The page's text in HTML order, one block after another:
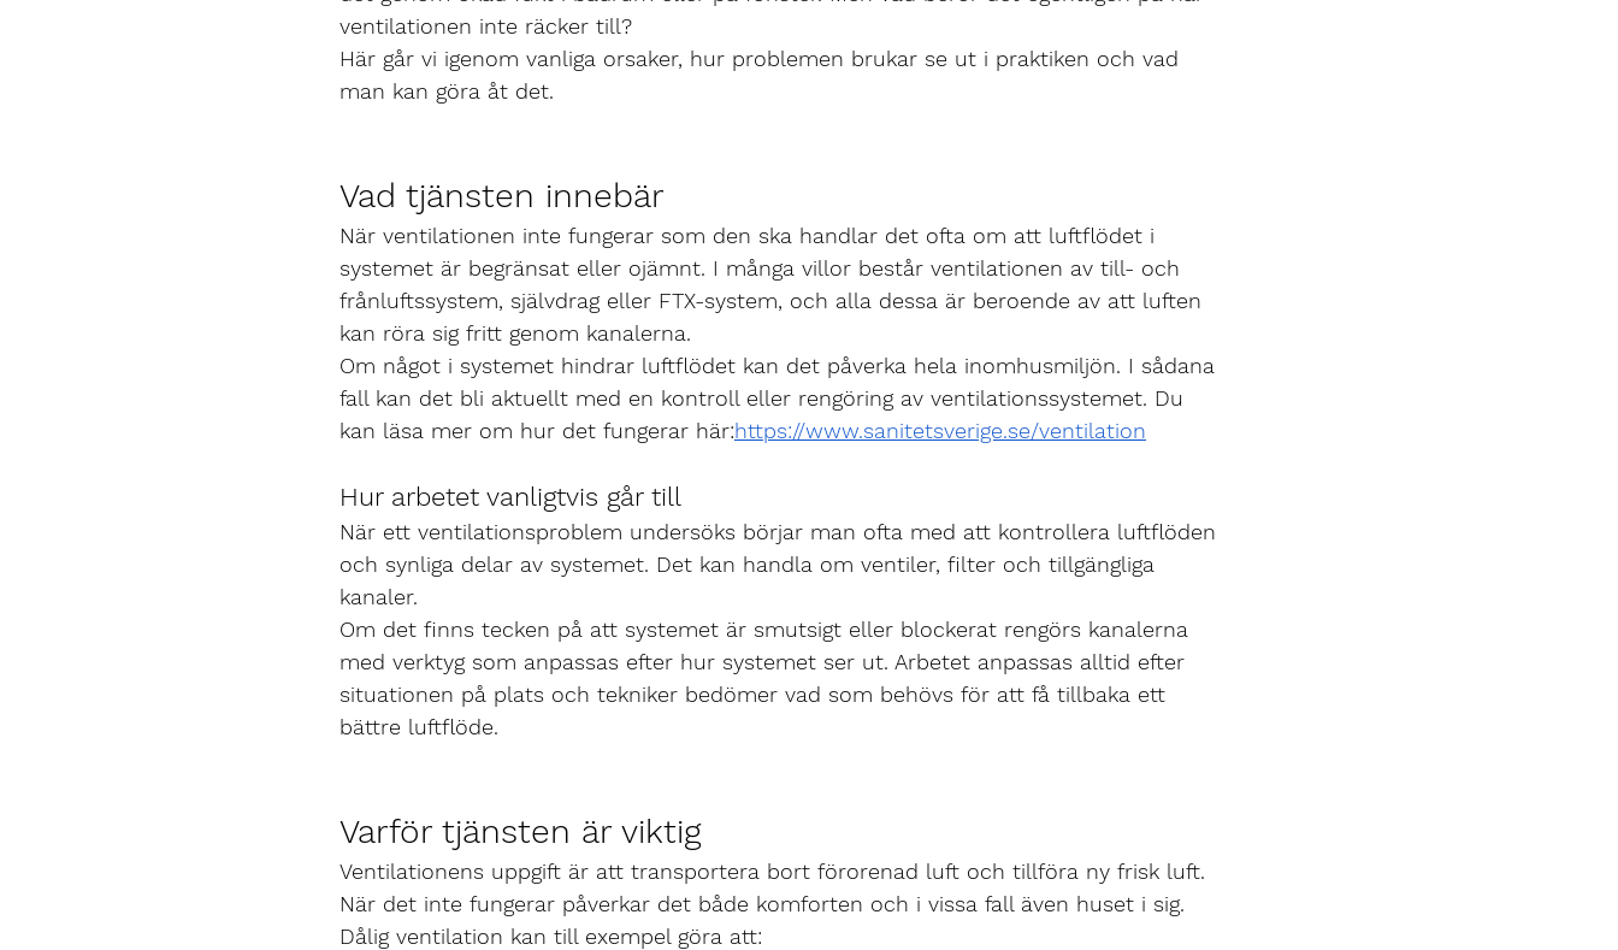
ventilationen inte räcker till?
Här går vi igenom vanliga orsaker, hur problemen brukar se ut i praktiken och vad
man kan göra åt det.
Vad tjänsten innebär
När ventilationen inte fungerar som den ska handlar det ofta om att luftflödet i
systemet är begränsat eller ojämnt. I många villor består ventilationen av till- och
frånluftssystem, självdrag eller FTX-system, och alla dessa är beroende av att luften
kan röra sig fritt genom kanalerna.
Om något i systemet hindrar luftflödet kan det påverka hela inomhusmiljön. I sådana
fall kan det bli aktuellt med en kontroll eller rengöring av ventilationssystemet. Du
kan läsa mer om hur det fungerar här:https://www.sanitetsverige.se/ventilation
Hur arbetet vanligtvis går till
När ett ventilationsproblem undersöks börjar man ofta med att kontrollera luftflöden
och synliga delar av systemet. Det kan handla om ventiler, filter och tillgängliga
kanaler.
Om det finns tecken på att systemet är smutsigt eller blockerat rengörs kanalerna
med verktyg som anpassas efter hur systemet ser ut. Arbetet anpassas alltid efter
situationen på plats och tekniker bedömer vad som behövs för att få tillbaka ett
bättre luftflöde.
Varför tjänsten är viktig
Ventilationens uppgift är att transportera bort förorenad luft och tillföra ny frisk luft.
När det inte fungerar påverkar det både komforten och i vissa fall även huset i sig.
Dålig ventilation kan till exempel göra att: